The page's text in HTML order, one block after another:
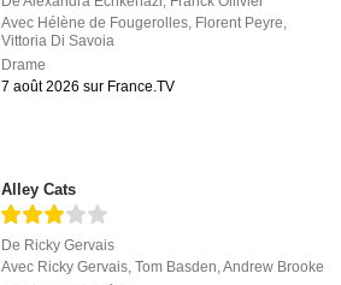
Avec Hélène de Fougerolles, Florent Peyre,
Vittoria Di Savoia
Drame
7 août 2026 sur France.TV
Alley Cats
De Ricky Gervais
Avec Ricky Gervais,Tom Basden,Andrew Brooke